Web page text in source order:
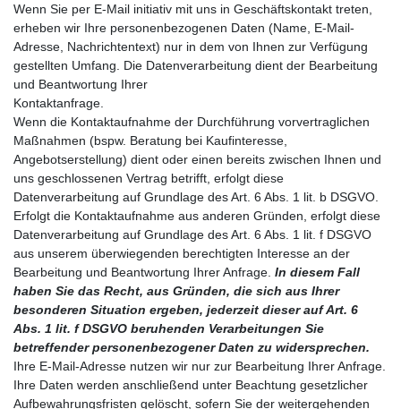
Wenn Sie per E-Mail initiativ mit uns in Geschäftskontakt treten,
erheben wir Ihre personenbezogenen Daten (Name, E-Mail-
Adresse, Nachrichtentext) nur in dem von Ihnen zur Verfügung
gestellten Umfang. Die Datenverarbeitung dient der Bearbeitung
und Beantwortung Ihrer
Kontaktanfrage.
Wenn die Kontaktaufnahme der Durchführung vorvertraglichen
Maßnahmen (bspw. Beratung bei Kaufinteresse,
Angebotserstellung) dient oder einen bereits zwischen Ihnen und
uns geschlossenen Vertrag betrifft, erfolgt diese
Datenverarbeitung auf Grundlage des Art. 6 Abs. 1 lit. b DSGVO.
Erfolgt die Kontaktaufnahme aus anderen Gründen, erfolgt diese
Datenverarbeitung auf Grundlage des Art. 6 Abs. 1 lit. f DSGVO
aus unserem überwiegenden berechtigten Interesse an der
Bearbeitung und Beantwortung Ihrer Anfrage. In diesem Fall
haben Sie das Recht, aus Gründen, die sich aus Ihrer
besonderen Situation ergeben, jederzeit dieser auf Art. 6
Abs. 1 lit. f DSGVO beruhenden Verarbeitungen Sie
betreffender personenbezogener Daten zu widersprechen.
Ihre E-Mail-Adresse nutzen wir nur zur Bearbeitung Ihrer Anfrage.
Ihre Daten werden anschließend unter Beachtung gesetzlicher
Aufbewahrungsfristen gelöscht, sofern Sie der weitergehenden